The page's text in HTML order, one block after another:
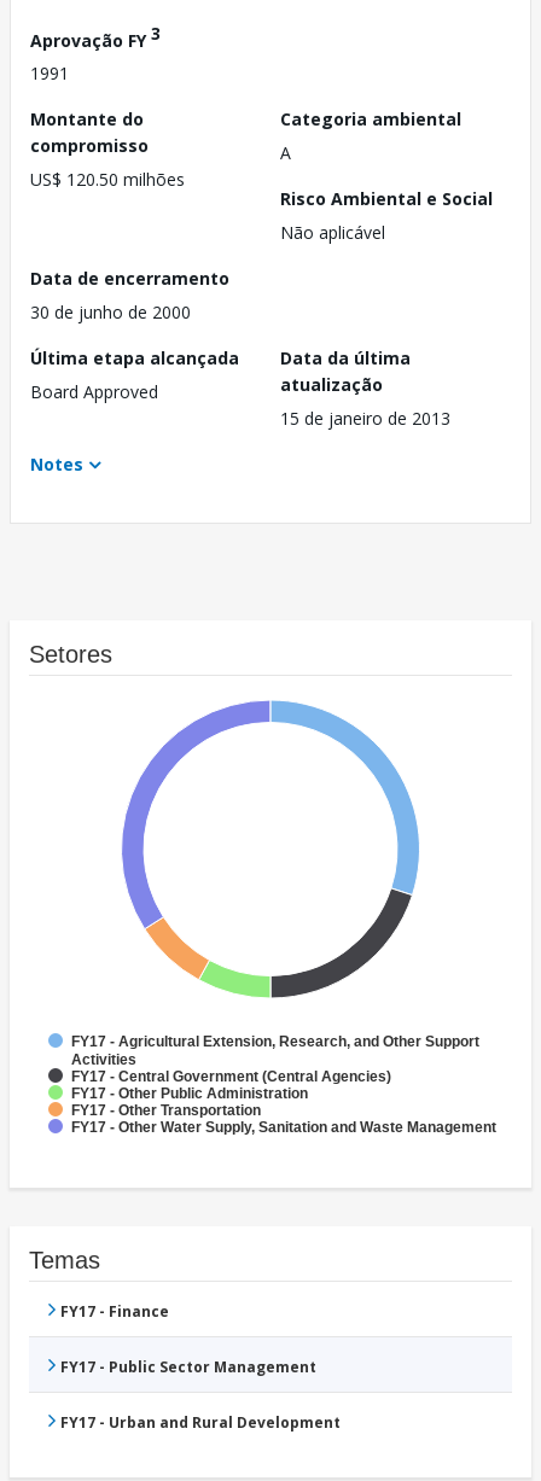
Aprovação FY3
1991
Montante do
compromisso
US$ 120.50 milhões
Categoria ambiental
A
Risco Ambiental e Social
Não aplicável
Data de encerramento
30 de junho de 2000
Última etapa alcançada
Board Approved
Data da última
atualização
15 de janeiro de 2013
Notes
Setores
FY17 - Agricultural Extension, Research, and Other Support
Activities
FY17 - Central Government (Central Agencies)
FY17 - Other Public Administration
FY17 - Other Transportation
FY17 - Other Water Supply, Sanitation and Waste Management
Temas
FY17 - Finance
FY17 - Public Sector Management
FY17 - Urban and Rural Development